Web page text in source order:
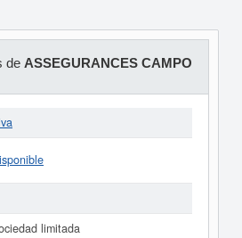
de ASSEGURANCES CAMPO
limitada